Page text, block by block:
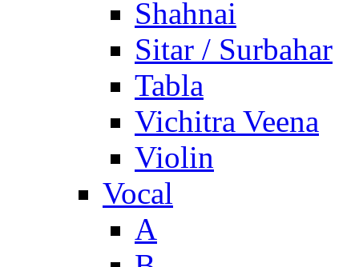
Shahnai
Sitar / Surbahar
Tabla
Vichitra Veena
Violin
Vocal
A